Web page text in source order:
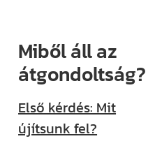
Miből áll az
átgondoltság?
Első kérdés: Mit
újítsunk fel?